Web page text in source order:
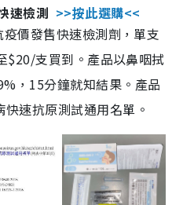
速檢測 >>按此選購<<
價發售快速檢測劑，單支
$20/支買到。產品以鼻咽拭
，15分鐘就知結果。產品
速抗原測試通用名單。